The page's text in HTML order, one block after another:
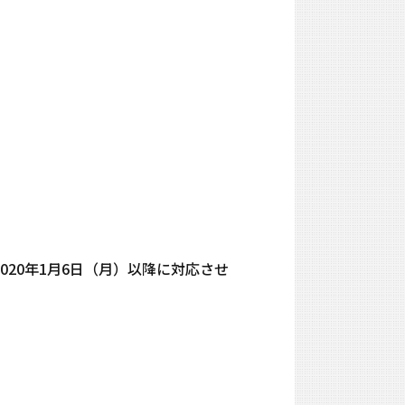
年1月6日（月）以降に対応させ